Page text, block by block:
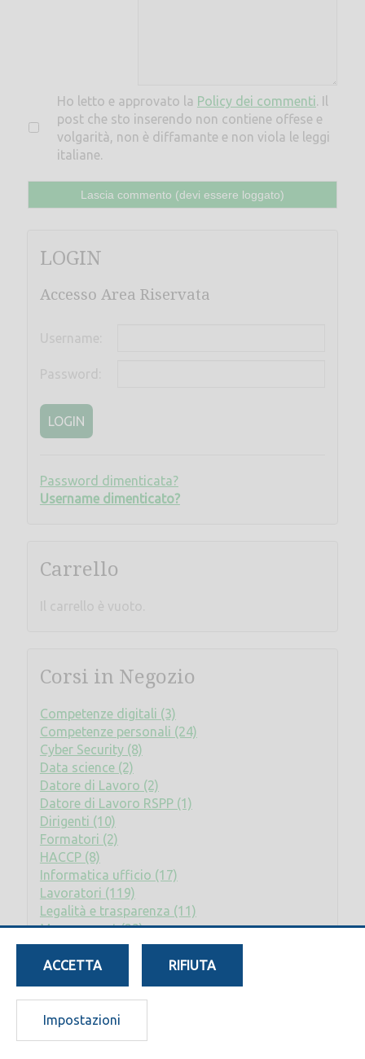
Ho letto e approvato la Policy dei commenti. Il
post che sto inserendo non contiene offese e
volgarità, non è diffamante e non viola le leggi
italiane.
LOGIN
Accesso Area Riservata
Username:
Password:
LOGIN
Password dimenticata?
Username dimenticato?
Carrello
Il carrello è vuoto.
Corsi in Negozio
Competenze digitali (3)
Competenze personali (24)
Cyber Security (8)
Data science (2)
Datore di Lavoro (2)
Datore di Lavoro RSPP (1)
Dirigenti (10)
Formatori (2)
HACCP (8)
Informatica ufficio (17)
Lavoratori (119)
Legalità e trasparenza (11)
Management (23)
Privacy (2)
Rischio elettrico (2)
RSPP - ASPP (17)
Sostenibilità (7)
RIFIUTA
ACCETTA
Impostazioni